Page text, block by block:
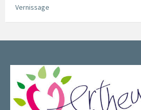
Vernissage